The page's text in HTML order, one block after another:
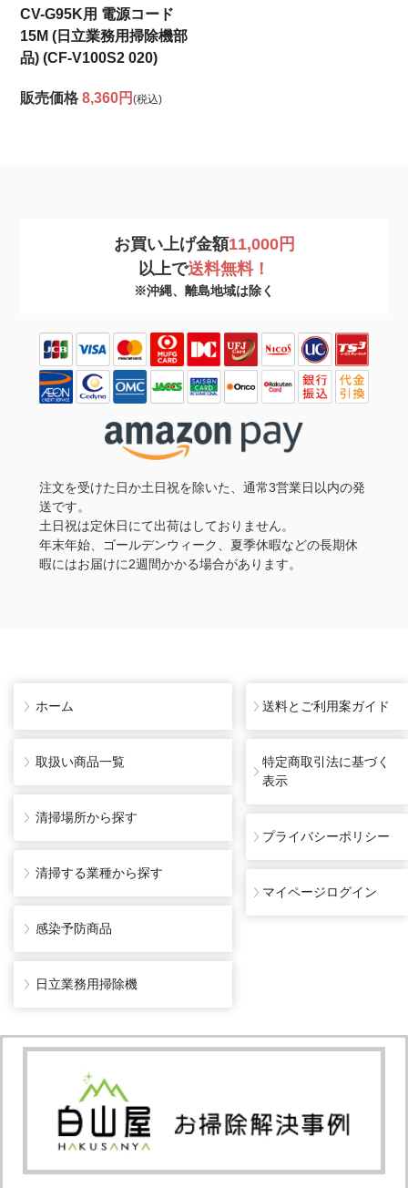
CV-G95K用 電源コード
15M (日立業務用掃除機部
品) (CF-V100S2 020)
販売価格 8,360円(税込)
お買い上げ金額11,000円
以上で送料無料！
※沖縄、離島地域は除く
注文を受けた日か土日祝を除いた、通常3営業日以内の発
送です。
土日祝は定休日にて出荷はしておりません。
年末年始、ゴールデンウィーク、夏季休暇などの長期休
暇にはお届けに2週間かかる場合があります。
ホーム
取扱い商品一覧
清掃場所から探す
清掃する業種から探す
感染予防商品
日立業務用掃除機
送料とご利用案ガイド
特定商取引法に基づく
表示
プライバシーポリシー
マイページログイン